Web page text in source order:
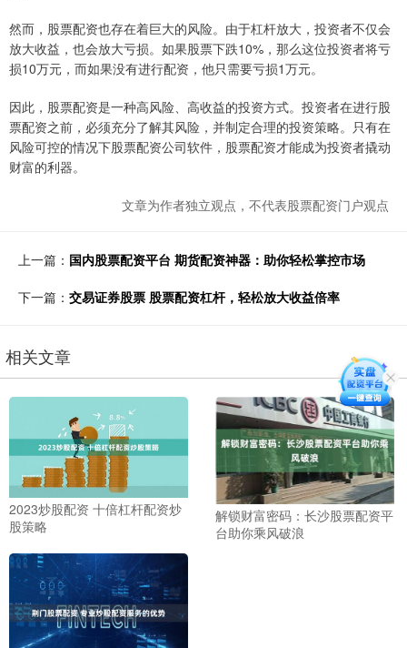
然而，股票配资也存在着巨大的风险。由于杠杆放大，投资者不仅会
放大收益，也会放大亏损。如果股票下跌10%，那么这位投资者将亏
损10万元，而如果没有进行配资，他只需要亏损1万元。
因此，股票配资是一种高风险、高收益的投资方式。投资者在进行股
票配资之前，必须充分了解其风险，并制定合理的投资策略。只有在
风险可控的情况下股票配资公司软件，股票配资才能成为投资者撬动
财富的利器。
文章为作者独立观点，不代表股票配资门户观点
上一篇： 国内股票配资平台 期货配资神器：助你轻松掌控市场
下一篇： 交易证券股票 股票配资杠杆，轻松放大收益倍率
相关文章
2023炒股配资 十倍杠杆配资炒
股策略
解锁财富密码：长沙股票配资平
台助你乘风破浪